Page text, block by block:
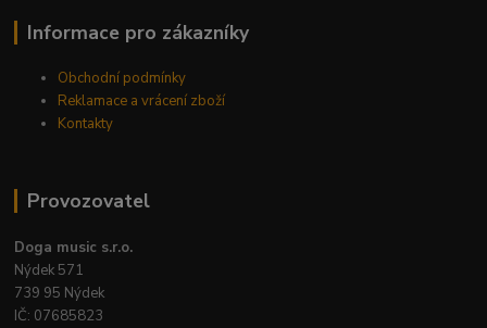
Informace pro zákazníky
Obchodní podmínky
Reklamace a vrácení zboží
Kontakty
Provozovatel
Doga music s.r.o.
Nýdek 571
739 95 Nýdek
IČ: 07685823